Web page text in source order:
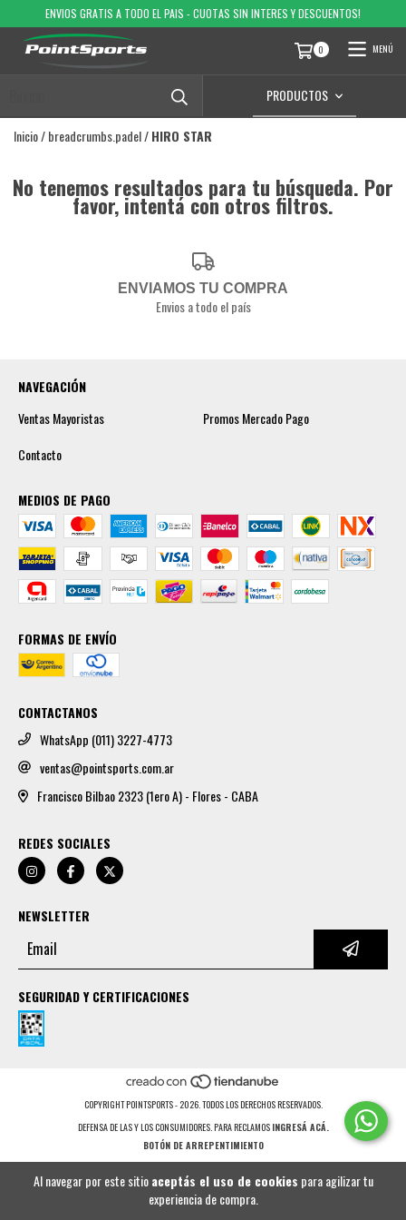
Al navegar por este sitioaceptás el uso de cookies para agilizar tu
experiencia de compra.
ENVIOS GRATIS A TODO EL PAIS - CUOTAS SIN INTERES Y DESCUENTOS!
0 MENÚ
PRODUCTOS
Inicio/breadcrumbs.padel/HIRO STAR
No tenemos resultados para tu búsqueda. Por
favor, intentá con otros filtros.
ENVIAMOS TU COMPRA
Envios a todo el país
NAVEGACIÓN
Ventas Mayoristas
Promos Mercado Pago
Contacto
MEDIOS DE PAGO
FORMAS DE ENVÍO
CONTACTANOS
WhatsApp (011) 3227-4773
ventas@pointsports.com.ar
Francisco Bilbao 2323 (1ero A) - Flores - CABA
REDES SOCIALES
NEWSLETTER
SEGURIDAD Y CERTIFICACIONES
COPYRIGHT POINTSPORTS - 2026. TODOS LOS DERECHOS RESERVADOS.
DEFENSA DE LAS Y LOS CONSUMIDORES. PARA RECLAMOS INGRESÁ ACÁ.
BOTÓN DE ARREPENTIMIENTO